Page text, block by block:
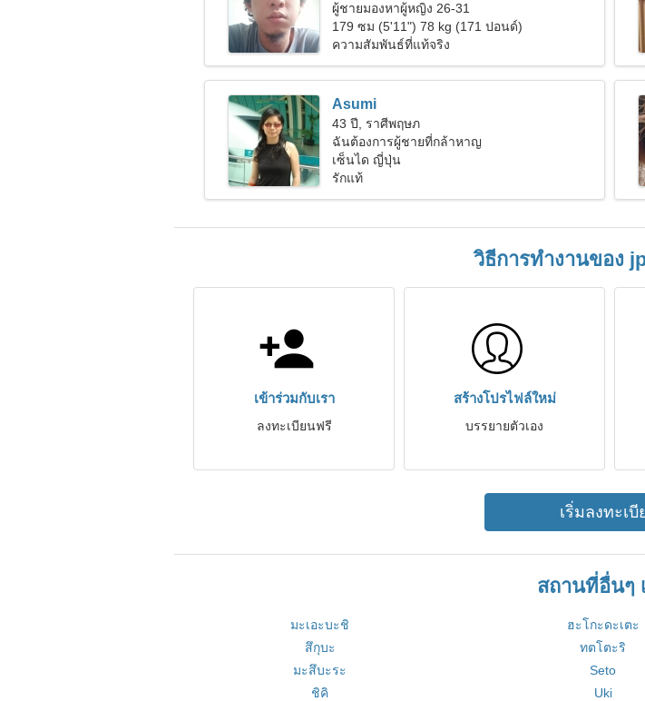
ผู้ชายมองหาผู้หญิง 26-31
179 ซม (5'11") 78 kg (171 ปอนด์)
ความสัมพันธ์ที่แท้จริง
Asumi
43 ปี, ราศีพฤษภ
ฉันต้องการผู้ชายที่กล้าหาญ
เซ็นได ญี่ปุ่น
รักแท้
วิธีการทำงานของ
เข้าร่วมกับเรา
ลงทะเบียนฟรี
สร้างโปรไฟล์ใหม่
บรรยายตัวเอง
เริ่มลงทะเบี
สถานที่อื่นๆ
มะเอะบะชิ ฮะโกะดะเตะ
สึกุบะ
ทตโตะริ
มะสึบะระ
Seto
ชิคิ
Uki